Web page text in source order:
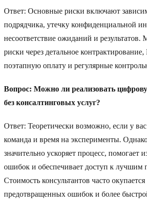
Ответ: Основные риски включают
подрядчика, утечку конфиденциальной
несоответствие ожиданий и
риски через детальное
поэтапную оплату и регулярные
Вопрос: Можно ли реализовать
без консалтинговых услуг?
Ответ: Теоретически возможно, если у
команда и время на эксперименты.
значительно ускоряет процесс, помогает
ошибок и обеспечивает доступ к лучшим
Стоимость консультантов часто окупается
предотвращенных ошибок и более